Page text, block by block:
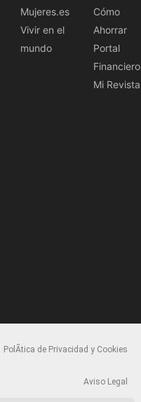
Mujeres.es
Vivir en el
mundo
Cómo
Ahorrar
Portal
Financiero
Mi Revista
PolÃ­tica de Privacidad y Cookies
Aviso Legal